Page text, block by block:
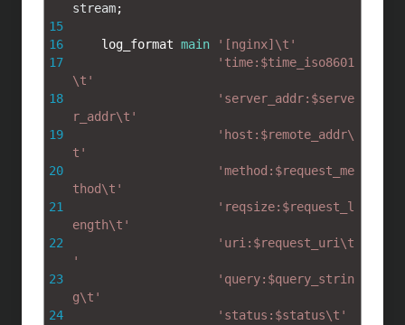
15
16
17
18
19
20
21
22
23
24
stream;
log_format main
'[nginx]\t'
'time:$time_iso8601
\t'
'server_addr:$serve
r_addr\t'
'host:$remote_addr\
t'
'method:$request_me
thod\t'
'reqsize:$request_l
ength\t'
'uri:$request_uri\t
'
'query:$query_strin
g\t'
'status:$status\t'